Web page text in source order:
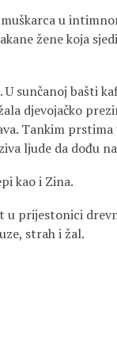
u
žene koja
sunčanoj bašti
djevojačko
Tankim prstima
ljude da dođu
kao i Zina.
u prijestonici
strah i žal.